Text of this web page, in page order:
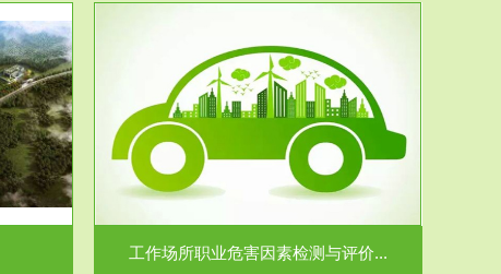
评价...
所职业病危
...
工作场所职业危害因素检测与评价...